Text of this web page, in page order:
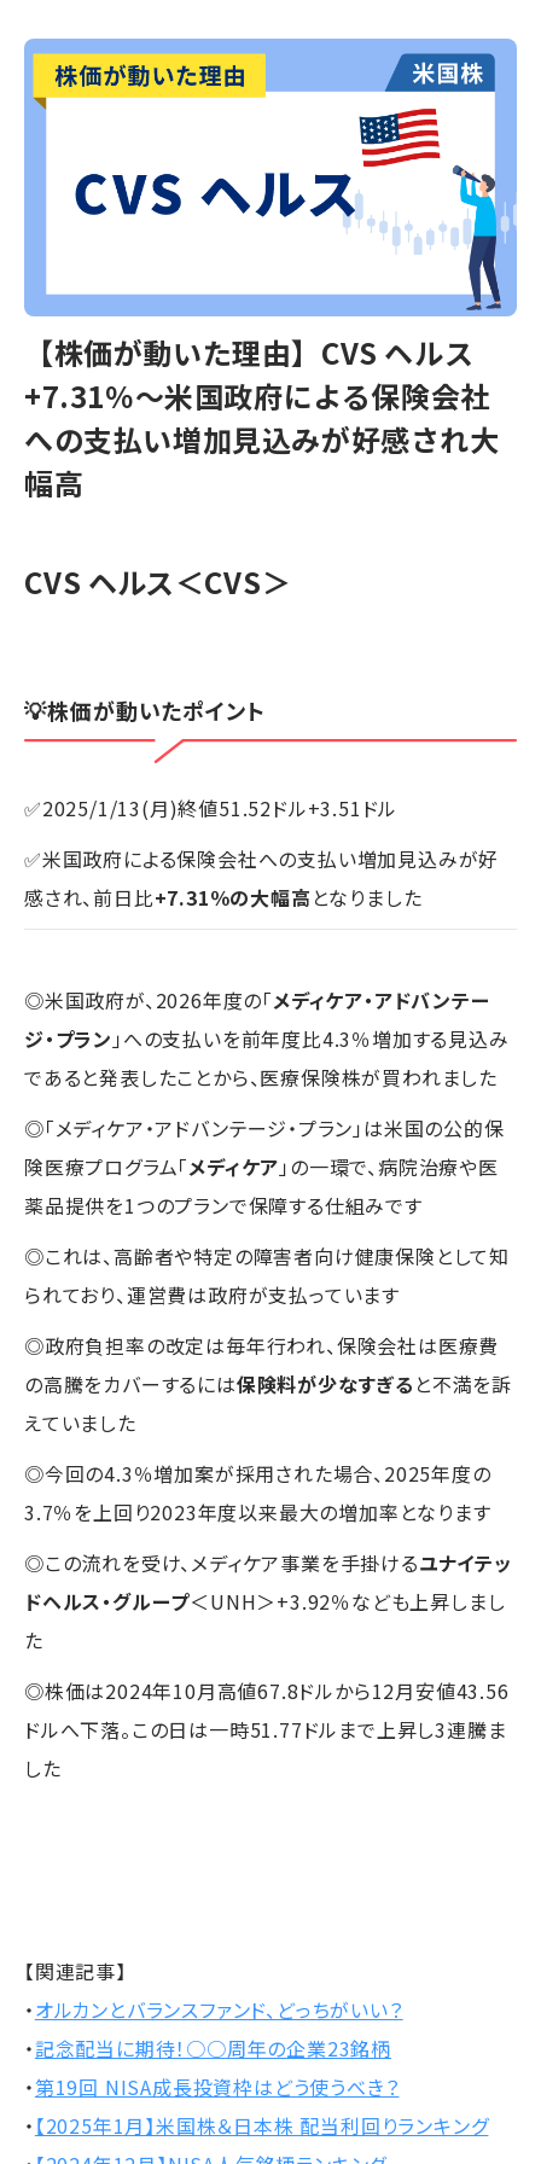
【株価が動いた理由】CVS ヘルス
+7.31％～米国政府による保険会社
への支払い増加見込みが好感され大
幅高
CVS ヘルス＜CVS＞
💡株価が動いたポイント
✅2025/1/13(月)終値51.52ドル+3.51ドル
✅米国政府による保険会社への支払い増加見込みが好
感され、前日比+7.31％の大幅高 となりました
◎米国政府が、2026年度の「メディケア・アドバンテー
ジ・プラン 」への支払いを前年度比4.3％増加する見込み
であると発表したことから、医療保険株が買われました
◎「メディケア・アドバンテージ・プラン」は米国の公的保
険医療プログラム「メディケア 」の一環で、病院治療や医
薬品提供を1つのプランで保障する仕組みです
◎これは、高齢者や特定の障害者向け健康保険として知
られており、運営費は政府が支払っています
◎政府負担率の改定は毎年行われ、保険会社は医療費
の高騰をカバーするには保険料が少なすぎる と不満を訴
えていました
◎今回の4.3％増加案が採用された場合、2025年度の
3.7％を上回り2023年度以来最大の増加率となります
◎この流れを受け、メディケア事業を手掛けるユナイテッ
ドヘルス・グループ＜UNH＞+3.92％なども上昇しまし
た
◎株価は2024年10月高値67.8ドルから12月安値43.56
ドルへ下落。この日は一時51.77ドルまで上昇し3連騰ま
した
【関連記事】
・オルカンとバランスファンド、どっちがいい？
・記念配当に期待！○○周年の企業23銘柄
・第19回 NISA成長投資枠はどう使うべき？
・ 【2025年1月】米国株＆日本株 配当利回りランキング